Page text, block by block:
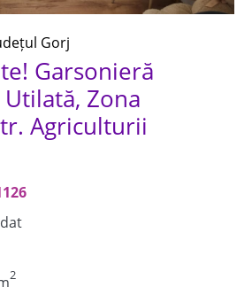
Gorj
Garsonieră
Zona
Agriculturii
2